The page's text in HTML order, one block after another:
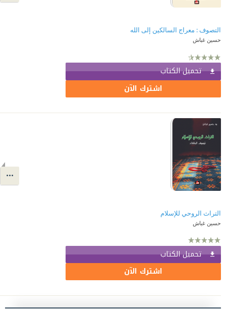
التصوف : معراج السالكين إلى الله
حسين غباش
تحميل الكتاب
اشترك الآن
التراث الروحي للإسلام
حسين غباش
تحميل الكتاب
اشترك الآن